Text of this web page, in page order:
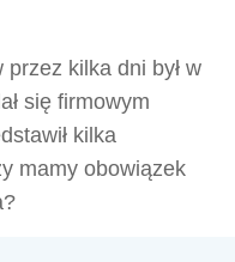
kilka dni był w
się firmowym
kilka
mamy obowiązek